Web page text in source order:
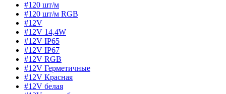
#120 шт/м
#120 шт/м RGB
#12V
#12V 14,4W
#12V IP65
#12V IP67
#12V RGB
#12V Герметичные
#12V Красная
#12V белая